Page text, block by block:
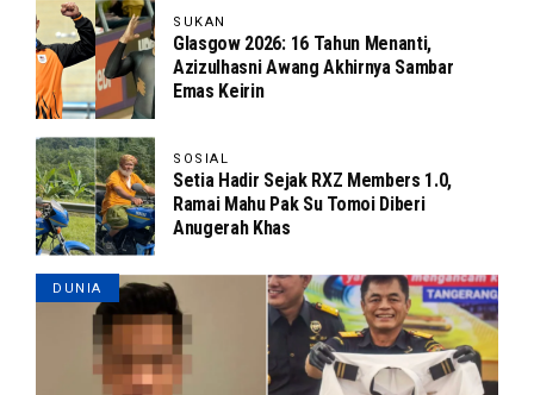
SUKAN
Glasgow 2026: 16 Tahun Menanti,
Azizulhasni Awang Akhirnya Sambar
Emas Keirin
SOSIAL
Setia Hadir Sejak RXZ Members 1.0,
Ramai Mahu Pak Su Tomoi Diberi
Anugerah Khas
DUNIA